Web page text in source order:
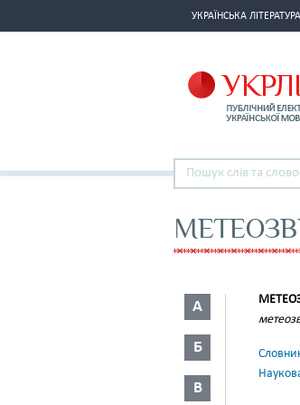
УКРАЇНСЬКА ЛІТЕРАТУРА
А
Б
В